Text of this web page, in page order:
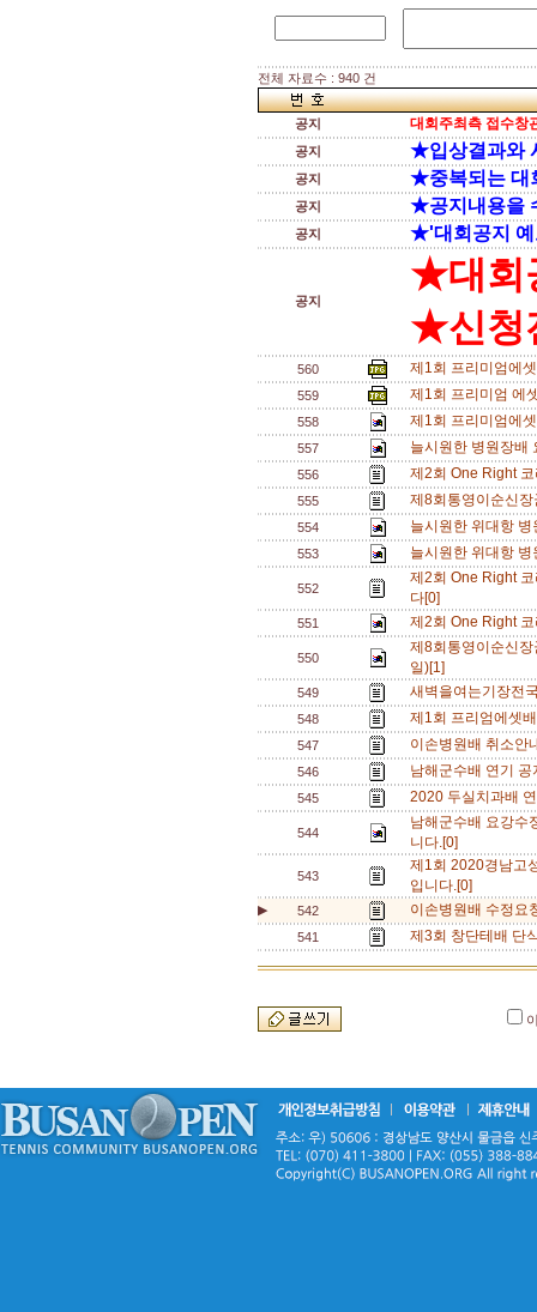
전체 자료수 : 940 건
공지 대회주최측 접수창
공지 ★입상결과와
공지 ★중복되는 대
공지 ★공지내용을
공지 ★'대회공지 예
공지
★대회
★신청
560 제1회 프리미엄에
559 제1회 프리미엄 에
558 제1회 프리미엄에
557 늘시원한 병원장배
556 제2회 One Right
555 제8회통영이순신
554 늘시원한 위대항
553 늘시원한 위대항
552
제2회 One Right
다[0]
551 제2회 One Right
550
제8회통영이순신
일)[1]
549 새벽을여는기장전
548 제1회 프리엄에셋
547 이손병원배 취소
546 남해군수배 연기
545 2020 두실치과배
544
남해군수배 요강수
니다.[0]
543
제1회 2020경남고
입니다.[0]
▶ 542 이손병원배 수정요
541 제3회 창단테배 단